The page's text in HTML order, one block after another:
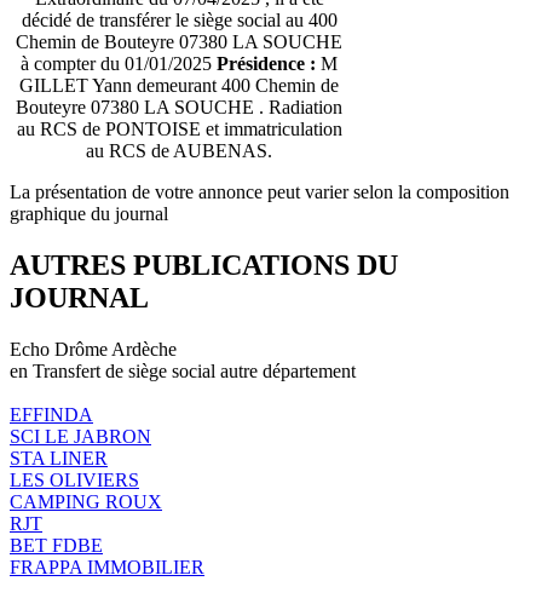
décidé de transférer le siège social au 400
Chemin de Bouteyre 07380 LA SOUCHE
à compter du 01/01/2025 Présidence : M
GILLET Yann demeurant 400 Chemin de
Bouteyre 07380 LA SOUCHE . Radiation
au RCS de PONTOISE et immatriculation
au RCS de AUBENAS.
La présentation de votre annonce peut varier selon la composition
graphique du journal
AUTRES PUBLICATIONS DU
JOURNAL
Echo Drôme Ardèche
en Transfert de siège social autre département
EFFINDA
SCI LE JABRON
STA LINER
LES OLIVIERS
CAMPING ROUX
RJT
BET FDBE
FRAPPA IMMOBILIER